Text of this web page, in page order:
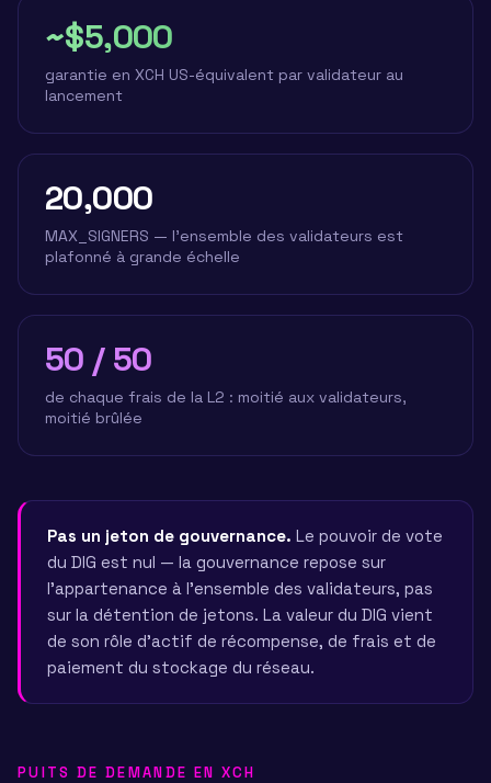
~$5,000
garantie en XCH US-équivalent par validateur au
lancement
20,000
MAX_SIGNERS — l'ensemble des validateurs est
plafonné à grande échelle
50 / 50
de chaque frais de la L2 : moitié aux validateurs,
moitié brûlée
Pas un jeton de gouvernance. Le pouvoir de vote
du DIG est nul — la gouvernance repose sur
l'appartenance à l'ensemble des validateurs, pas
sur la détention de jetons. La valeur du DIG vient
de son rôle d'actif de récompense, de frais et de
paiement du stockage du réseau.
PUITS DE DEMANDE EN XCH